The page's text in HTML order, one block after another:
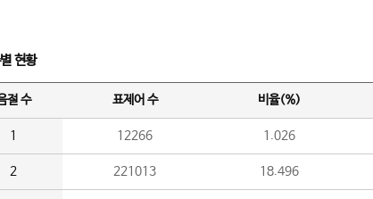
현황
절 수 표제어 수 비율(%)
1 12266 1.026
2 221013 18.496